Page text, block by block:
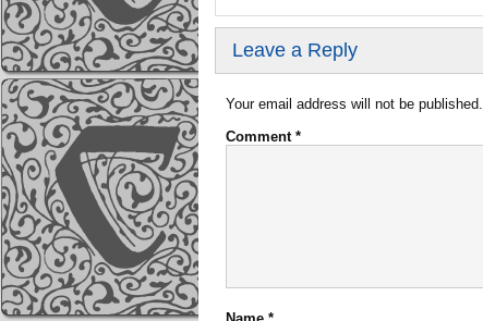
Leave a Reply
Your email address will not be published.
Comment *